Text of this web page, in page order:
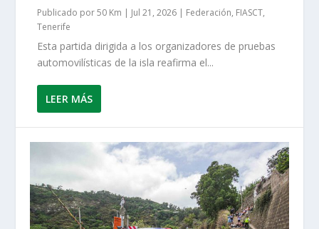
Publicado por50 Km | Jul 21, 2026 | Federación, FIASCT,
Tenerife
Esta partida dirigida a los organizadores de pruebas
automovilísticas de la isla reafirma el...
LEER MÁS